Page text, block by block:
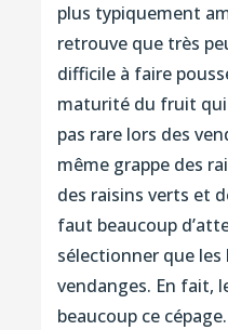
plus typiquement
retrouve que très
difficile à faire
maturité du fruit qui
pas rare lors des
même grappe des
des raisins verts et
faut beaucoup
sélectionner que
vendanges. En fait,
beaucoup ce cépage.